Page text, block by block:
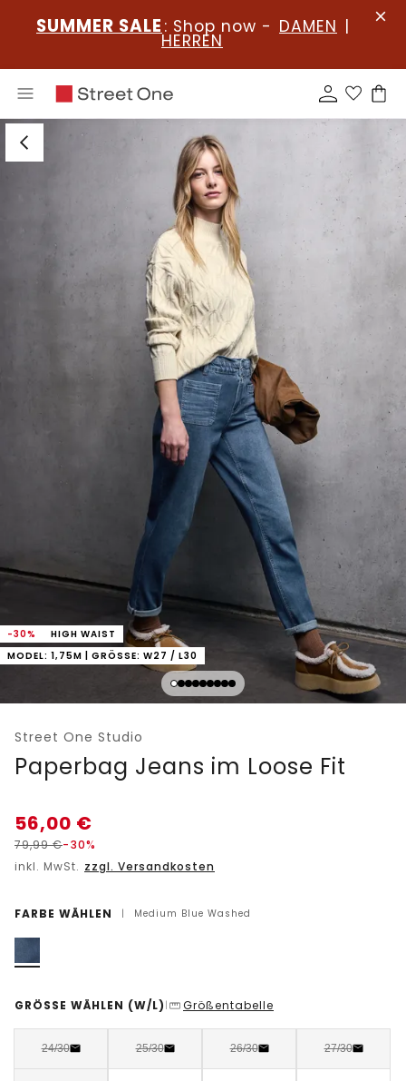
SUMMER SALE : Shop now - DAMEN |
HERREN
-30%
HIGH WAIST
MODEL: 1,75M | GRÖSSE: W27 / L30
Street One Studio
Paperbag Jeans im Loose Fit
56,00 €
79,99€-30%
inkl. MwSt. zzgl. Versandkosten
FARBE WÄHLEN | Medium Blue Washed
GRÖSSE WÄHLEN (W/L) | Größentabelle
24/30 25/30 26/30 27/30